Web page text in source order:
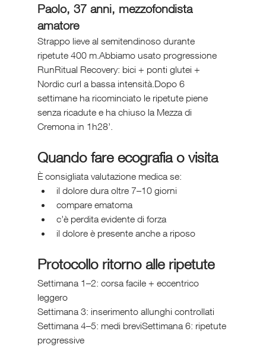
Paolo, 37 anni, mezzofondista
amatore
Strappo lieve al semitendinoso durante
ripetute 400 m.Abbiamo usato progressione
RunRitual Recovery: bici + ponti glutei +
Nordic curl a bassa intensità.Dopo 6
settimane ha ricominciato le ripetute piene
senza ricadute e ha chiuso la Mezza di
Cremona in 1h28’.
Quando fare ecografia o visita
È consigliata valutazione medica se:
il dolore dura oltre 7–10 giorni
compare ematoma
c’è perdita evidente di forza
il dolore è presente anche a riposo
Protocollo ritorno alle ripetute
Settimana 1–2: corsa facile + eccentrico
leggero
Settimana 3: inserimento allunghi controllati
Settimana 4–5: medi breviSettimana 6: ripetute
progressive